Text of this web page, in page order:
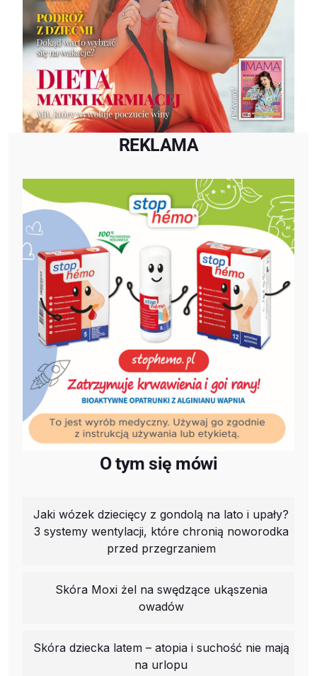
REKLAMA
O tym się mówi
Jaki wózek dziecięcy z gondolą na lato i upały?
3 systemy wentylacji, które chronią noworodka
przed przegrzaniem
Skóra Moxi żel na swędzące ukąszenia
owadów
Skóra dziecka latem – atopia i suchość nie mają
na urlopu